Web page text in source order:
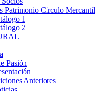
Patrimonio Círculo Mercantil
1
2
Pasión
Anteriores